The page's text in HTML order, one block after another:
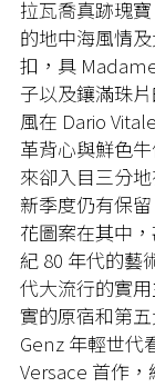
拉瓦喬真跡瑰
的地中海風情
扣，具
子以及鑲滿珠
風在 Dario
革背心與鮮色
來卻入目三分
新季度仍有保
花圖案在其中
紀 80 年代的藝
代大流行的實
實的原宿和第
Genz 年輕世代
Versace 首作，